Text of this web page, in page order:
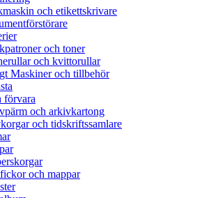
och etikettskrivare
och toner
och kvittorullar
Maskiner och tillbehör
förvara
och arkivkartong
och tidskriftssamlare
och mappar